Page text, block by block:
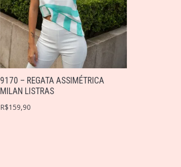
9170 – REGATA ASSIMÉTRICA
MILAN LISTRAS
R$159,90